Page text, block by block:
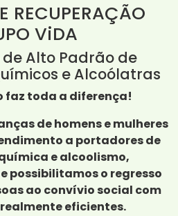
RECUPERAÇÃO
ViDA
Alto Padrão de
e Alcoólatras
faz toda a diferença!
de homens e mulheres
a portadores de
e alcoolismo,
possibilitamos o regresso
ao convívio social com
eficientes.